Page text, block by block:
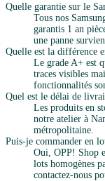
Quelle garantie sur le
Tous nos
garantis 1 an
une panne
Quelle est la différence
Le grade A+ est
traces visibles
fonctionnalités
Quel est le délai de
Les produits en
notre atelier à
métropolitaine.
Puis-je commander en
Oui, OPP! Shop
lots homogènes
contactez-nous